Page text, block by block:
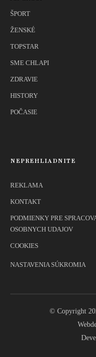
ŠPORT
ŽENSKÉ
TOPSTAR
SME CHLAPI
ZDRAVIE
HISTORY
POČASIE
NEPREHLIADNITE
REKLAMA
KONTAKT
PODMIENKY PRE
OSOBNYCH UDAJOV
COOKIES
NASTAVENIA SÚKROMIA
© Copyright